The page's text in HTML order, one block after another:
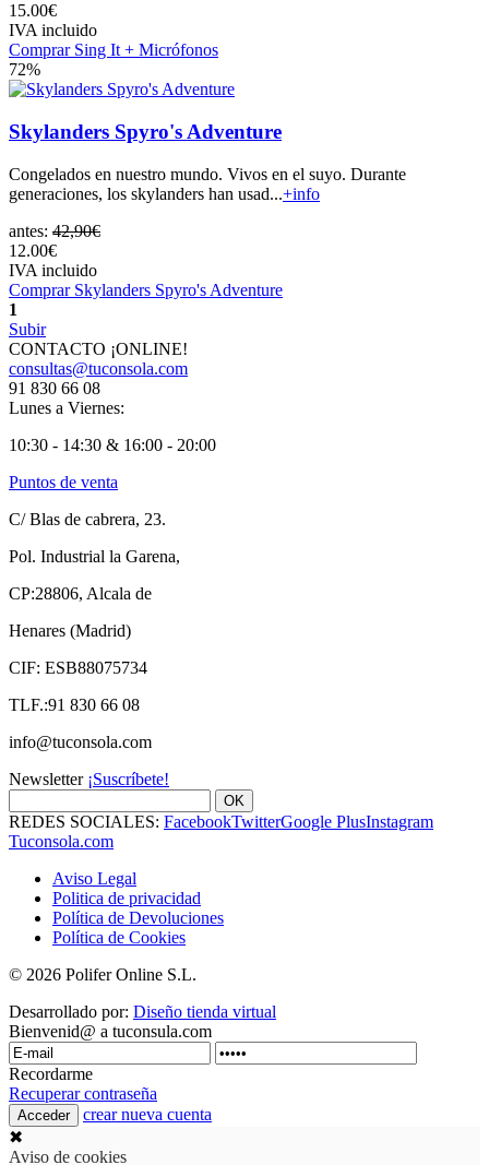
15.00€
IVA incluido
Comprar Sing It + Micrófonos
72%
Skylanders Spyro's Adventure
Congelados en nuestro mundo. Vivos en el suyo. Durante
generaciones, los skylanders han usad...+info
antes: 42,90€
12.00€
IVA incluido
Comprar Skylanders Spyro's Adventure
1
Subir
CONTACTO ¡ONLINE!
consultas@tuconsola.com
91 830 66 08
Lunes a Viernes:
10:30 - 14:30 & 16:00 - 20:00
Puntos de venta
C/ Blas de cabrera, 23.
Pol. Industrial la Garena,
CP:28806, Alcala de
Henares (Madrid)
CIF: ESB88075734
TLF.:91 830 66 08
info@tuconsola.com
Newsletter ¡Suscríbete!
OK
REDES SOCIALES: FacebookTwitterGoogle PlusInstagram
Tuconsola.com
Aviso Legal
Politica de privacidad
Política de Devoluciones
Política de Cookies
© 2026 Polifer Online S.L.
Desarrollado por: Diseño tienda virtual
Bienvenid@ a tuconsula.com
Recordarme
Recuperar contraseña
crear nueva cuenta
✖
Aviso de cookies